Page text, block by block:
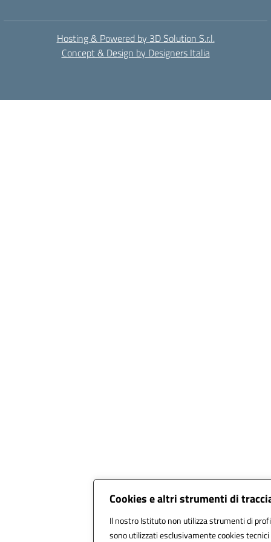
Cookies e altri strumenti di
Il nostro Istituto non utilizza strumenti di
sono utilizzati esclusivamente cookies
Hosting & Powered by 3D Solution S.r.l.
Concept & Design by Designers Italia